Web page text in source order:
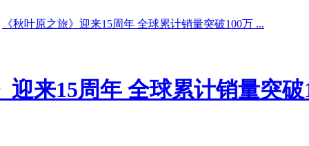
《秋叶原之旅》迎来15周年 全球累计销量突破100万 ...
迎来15周年 全球累计销量突破